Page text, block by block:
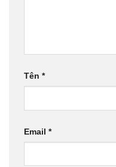
Tên *
Email *